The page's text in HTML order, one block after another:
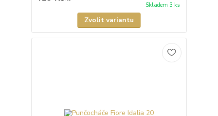
Skladem 3 ks
Zvolit variantu